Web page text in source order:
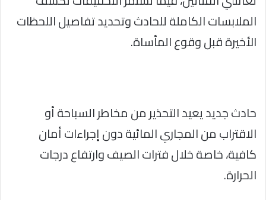
الملابسات الكاملة للحادث وتحديد تفاصيل اللحظات
الأخيرة قبل وقوع المأساة.
حادث جديد يعيد التحذير من مخاطر السباحة أو
الاقتراب من المجاري المائية دون إجراءات أمان
كافية، خاصة خلال فترات الصيف وارتفاع درجات
الحرارة.